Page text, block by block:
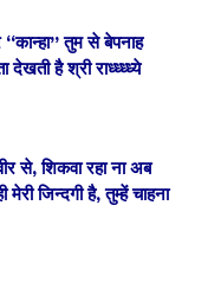
तुम से बेपनाह
देखती है श्री राध्ध्ध्ध्ये
से, शिकवा रहा ना अब
जिन्दगी है, तुम्हें चाहना